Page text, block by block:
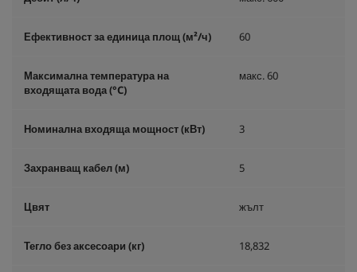
Ефективност за единица площ (м²/ч) 60
Максимална температура на
входящата вода (°C)
макс. 60
Номинална входяща мощност (кВт) 3
Захранващ кабел (м) 5
Цвят жълт
Тегло без аксесоари (кг) 18,832